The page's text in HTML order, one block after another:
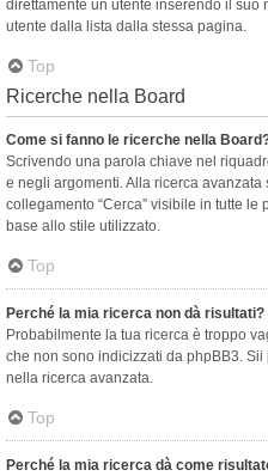
direttamente un utente inserendo il suo
utente dalla lista dalla stessa pagina.
Top
Ricerche nella Board
Come si fanno le ricerche nella
Scrivendo una parola chiave nel
e negli argomenti. Alla ricerca avanzata
collegamento “Cerca” visibile in tutte
base allo stile utilizzato.
Top
Perché la mia ricerca non dà risultati?
Probabilmente la tua ricerca è troppo
che non sono indicizzati da phpBB3.
nella ricerca avanzata.
Top
Perché la mia ricerca dà come